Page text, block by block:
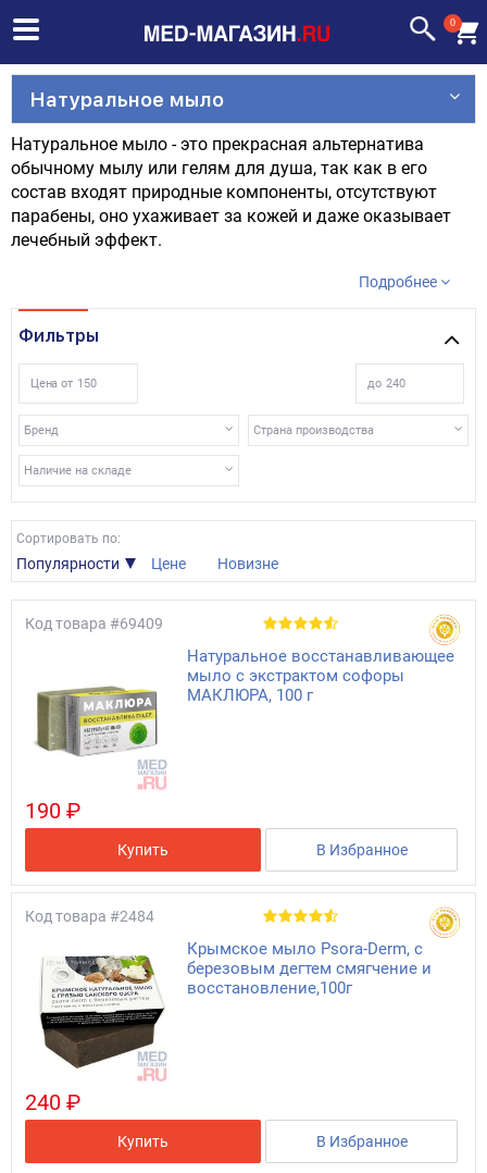
0
Натуральное мыло
Натуральное мыло - это прекрасная альтернатива
обычному мылу или гелям для душа, так как в его
состав входят природные компоненты, отсутствуют
парабены, оно ухаживает за кожей и даже оказывает
лечебный эффект.
Подробнее
Фильтры
Цена от до
Бренд Страна производства
Наличие на складе
Сортировать по:
Популярности Цене Новизне
Код товара #69409
Натуральное восстанавливающее
мыло с экстрактом софоры
МАКЛЮРА, 100 г
190 ₽
Купить В Избранное
Код товара #2484
Крымское мыло Psora-Derm, с
березовым дегтем смягчение и
восстановление,100г
240 ₽
Купить В Избранное